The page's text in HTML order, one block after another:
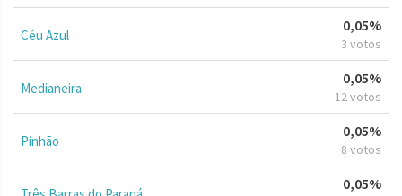
Céu Azul
0,05%
3 votos
Medianeira
0,05%
12 votos
Pinhão
0,05%
8 votos
0,05%